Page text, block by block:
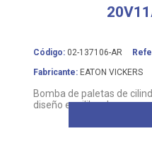
Código: 02-137106-AR
Fabricante: EATON VICKERS
Bomba de paletas de
diseño equilibrado